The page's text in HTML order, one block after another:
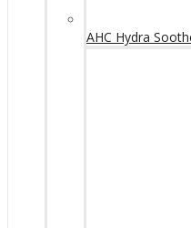
AHC Hydra